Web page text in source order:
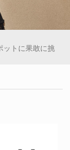
ットに果敢に挑